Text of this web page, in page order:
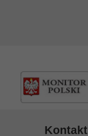
Kontakt